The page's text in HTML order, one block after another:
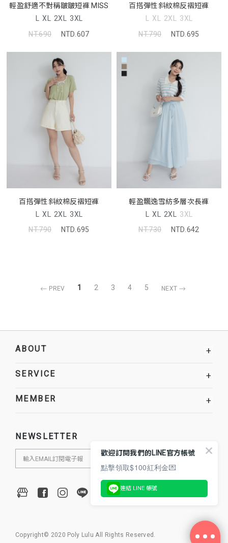
輕盈舒適不對稱皺皺短褲 MISS
L XL 2XL 3XL
NT.690
NTD.607
百搭彈性斜紋棉反褶短褲
L XL 2XL 3XL
NT.790
NTD.695
百搭彈性斜紋棉反褶短褲
L XL 2XL 3XL
NT.790
NTD.695
輕盈飄逸雪紡多層次長褲
L XL 2XL 3XL
NT.730
NTD.642
PREV 1 2 3 4 5 NEXT
ABOUT +
SERVICE +
MEMBER +
NEWSLETTER
Copyright© 2020 Poly Lulu All Rights Reserved.
歡迎訂閱我們的LINE官方帳號
點擊領取$100紅利金💌
連結 LINE 帳號